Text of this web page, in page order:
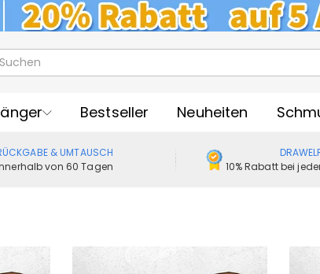
Geschenke zum
Vorlieben für
Bestseller Neuheiten
& UMTAUSCH
von 60 Tagen
10% Rabatt bei